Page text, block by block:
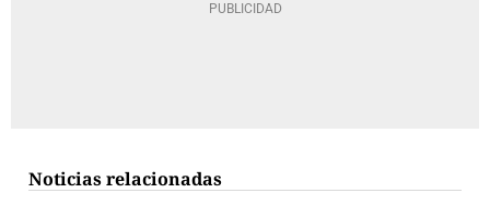
Noticias relacionadas